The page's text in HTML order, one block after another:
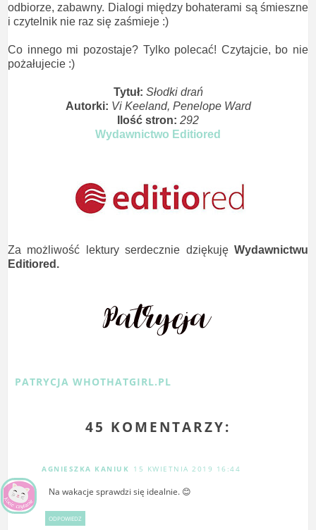
odbiorze, zabawny. Dialogi między bohaterami są śmieszne
i czytelnik nie raz się zaśmieje :)
Co innego mi pozostaje? Tylko polecać! Czytajcie, bo nie
pożałujecie :)
Tytuł: Słodki drań
Autorki: Vi Keeland, Penelope Ward
Ilość stron: 292
Wydawnictwo Editiored
Za możliwość lektury serdecznie dziękuję Wydawnictwu
Editiored.
PATRYCJA WHOTHATGIRL.PL
45 KOMENTARZY:
AGNIESZKA KANIUK 15 KWIETNIA 2019 16:44
Na wakacje sprawdzi się idealnie. 😊
ODPOWIEDZ